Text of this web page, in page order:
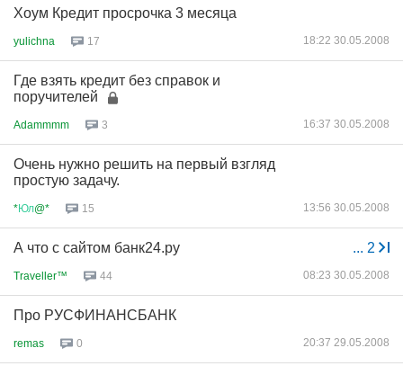
Хоум Кредит просрочка 3 месяца
yulichna 17 18:22 30.05.2008
Где взять кредит без справок и
поручителей
Adammmm 3 16:37 30.05.2008
Очень нужно решить на первый взгляд
простую задачу.
*Юл@* 15 13:56 30.05.2008
... 2
А что с сайтом банк24.ру
Traveller™ 44 08:23 30.05.2008
Про РУСФИНАНСБАНК
remas 0 20:37 29.05.2008